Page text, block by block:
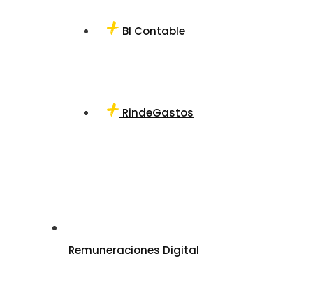
BI Contable
RindeGastos
Remuneraciones Digital